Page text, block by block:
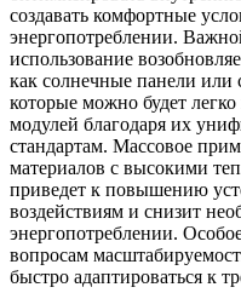
создавать комфортные
энергопотреблении.
использование
как солнечные панели или
которые можно будет
модулей благодаря их
стандартам. Массовое
материалов с высокими
приведет к повышению
воздействиям и снизит
энергопотреблении.
вопросам
быстро адаптироваться к